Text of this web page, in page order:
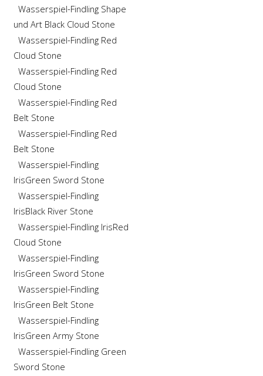
Wasserspiel-Findling Shape
und Art Black Cloud Stone
Wasserspiel-Findling Red
Cloud Stone
Wasserspiel-Findling Red
Cloud Stone
Wasserspiel-Findling Red
Belt Stone
Wasserspiel-Findling Red
Belt Stone
Wasserspiel-Findling
IrisGreen Sword Stone
Wasserspiel-Findling
IrisBlack River Stone
Wasserspiel-Findling IrisRed
Cloud Stone
Wasserspiel-Findling
IrisGreen Sword Stone
Wasserspiel-Findling
IrisGreen Belt Stone
Wasserspiel-Findling
IrisGreen Army Stone
Wasserspiel-Findling Green
Sword Stone